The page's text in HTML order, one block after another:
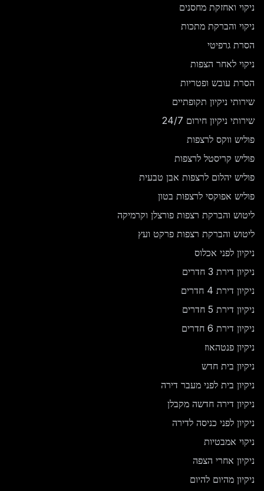
ניקוי ואחזקת מחסנים
ניקוי והברקת מתכות
הסרת גרפיטי
ניקוי לאחר הצפות
הסרת עובש ופטריות
שירותי ניקיון תקופתיים
שירותי ניקיון חירום 24/7
פוליש ווקס לרצפות
פוליש קריסטל לרצפות
פוליש יהלום לרצפות אבן טבעית
פוליש אפוקסי לרצפות בטון
ליטוש והברקת רצפות פורצלן וקרמיקה
ליטוש והברקת רצפות פרקט ועץ
ניקיון לפני אכלוס
ניקיון דירת 3 חדרים
ניקיון דירת 4 חדרים
ניקיון דירת 5 חדרים
ניקיון דירת 6 חדרים
ניקיון פנטהאוז
ניקיון בית חדש
ניקיון בית לפני מעבר דירה
ניקיון דירה חדשה מקבלן
ניקיון לפני כניסה לדירה
ניקוי אמבטיות
ניקיון אחרי הצפה
ניקיון מהיום להיום